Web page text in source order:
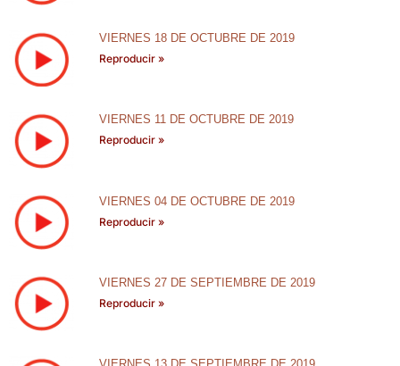
VIERNES 18 DE OCTUBRE DE 2019
Reproducir »
VIERNES 11 DE OCTUBRE DE 2019
Reproducir »
VIERNES 04 DE OCTUBRE DE 2019
Reproducir »
VIERNES 27 DE SEPTIEMBRE DE 2019
Reproducir »